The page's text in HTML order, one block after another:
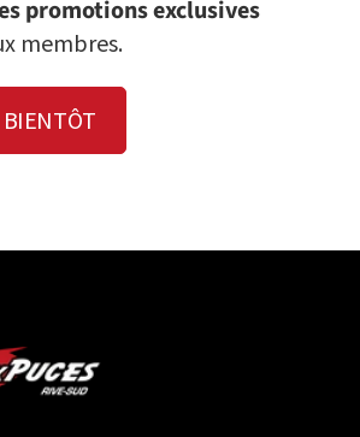
promotions exclusives
membres.